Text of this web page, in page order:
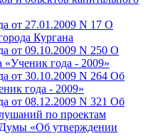
27.01.2009 N 17 О
Кургана
09.10.2009 N 250 О
«Ученик года - 2009»
30.10.2009 N 264 Об
года - 2009»
08.12.2009 N 321 Об
по проектам
«Об утверждении